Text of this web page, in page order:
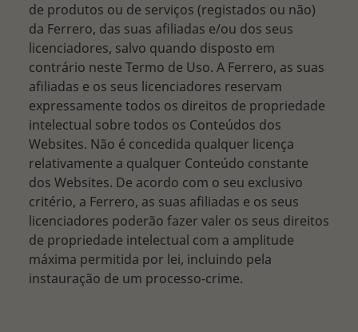
de produtos ou de serviços (registados ou não)
da Ferrero, das suas afiliadas e/ou dos seus
licenciadores, salvo quando disposto em
contrário neste Termo de Uso. A Ferrero, as suas
afiliadas e os seus licenciadores reservam
expressamente todos os direitos de propriedade
intelectual sobre todos os Conteúdos dos
Websites. Não é concedida qualquer licença
relativamente a qualquer Conteúdo constante
dos Websites. De acordo com o seu exclusivo
critério, a Ferrero, as suas afiliadas e os seus
licenciadores poderão fazer valer os seus direitos
de propriedade intelectual com a amplitude
máxima permitida por lei, incluindo pela
instauração de um processo-crime.